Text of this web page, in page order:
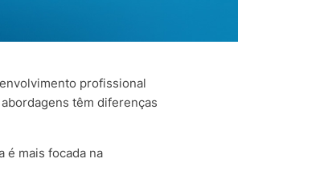
profissional
têm diferenças
é mais focada na